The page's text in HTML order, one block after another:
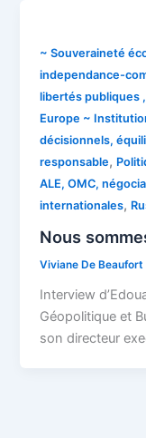
~ Souveraineté
independance-
libertés publiques
Europe ~
décisionnels,
responsable,
ALE, OMC,
internationales,
Nous
Viviane De Beaufort
Interview
Géopolitique et
son directeur